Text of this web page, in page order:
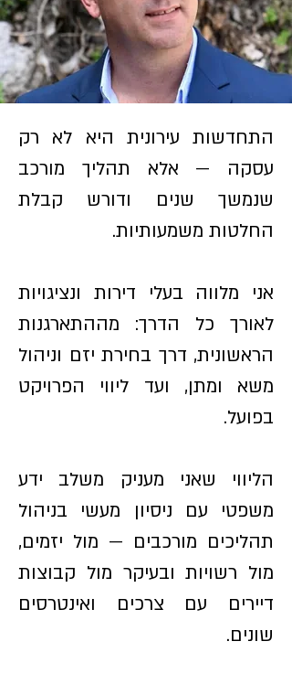
התחדשות עירונית היא לא רק
עסקה — אלא תהליך מורכב
שנמשך שנים ודורש קבלת
החלטות משמעותיות.
אני מלווה בעלי דירות ונציגויות
לאורך כל הדרך: מההתארגנות
הראשונית, דרך בחירת יזם וניהול
משא ומתן, ועד ליווי הפרויקט
בפועל.
הליווי שאני מעניק משלב ידע
משפטי עם ניסיון מעשי בניהול
תהליכים מורכבים — מול יזמים,
מול רשויות ובעיקר מול קבוצות
דיירים עם צרכים ואינטרסים
שונים.